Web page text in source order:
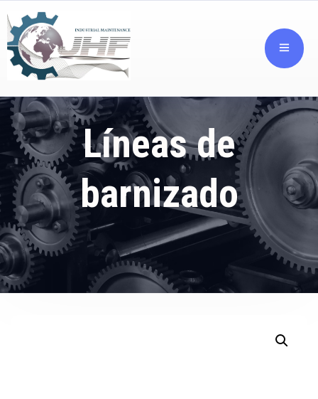
Líneas de
barnizado